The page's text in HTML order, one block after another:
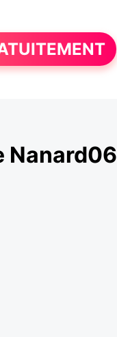
Nanard06